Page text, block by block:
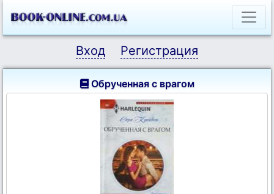
Вход Регистрация
Обрученная с врагом